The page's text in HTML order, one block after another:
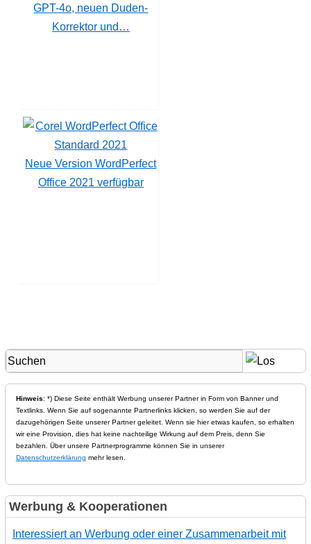
GPT-4o, neuen Duden-
Korrektor und…
Neue Version WordPerfect
Office 2021 verfügbar
Hinweis: *) Diese Seite enthält Werbung unserer Partner in Form von Banner und
Textlinks. Wenn Sie auf sogenannte Partnerlinks klicken, so werden Sie auf der
dazugehörigen Seite unserer Partner geleitet. Wenn sie hier etwas kaufen, so erhalten
wir eine Provision, dies hat keine nachteilige Wirkung auf dem Preis, denn Sie
bezahlen. Über unsere Partnerprogramme können Sie in unserer
Datenschutzerklärung mehr lesen.
Werbung & Kooperationen
Interessiert an Werbung oder einer Zusammenarbeit mit